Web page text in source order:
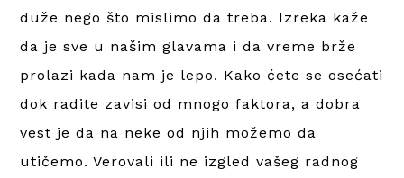
duže nego što mislimo da treba. Izreka kaže
da je sve u našim glavama i da vreme brže
prolazi kada nam je lepo. Kako ćete se osećati
dok radite zavisi od mnogo faktora, a dobra
vest je da na neke od njih možemo da
utičemo. Verovali ili ne izgled vašeg radnog